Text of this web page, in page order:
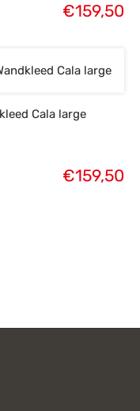
€159,50
Cala large
€159,50